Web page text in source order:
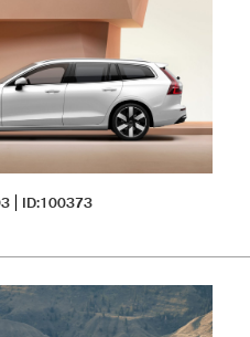
ID:100373